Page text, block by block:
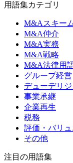
用語集カテゴリ
M&Aスキー
M&A仲介
M&A実務
M&A戦略
M&A法律用
グループ経営
デューデリ
事業承継
企業再生
税務
評価・バリ
その他
注目の用語集